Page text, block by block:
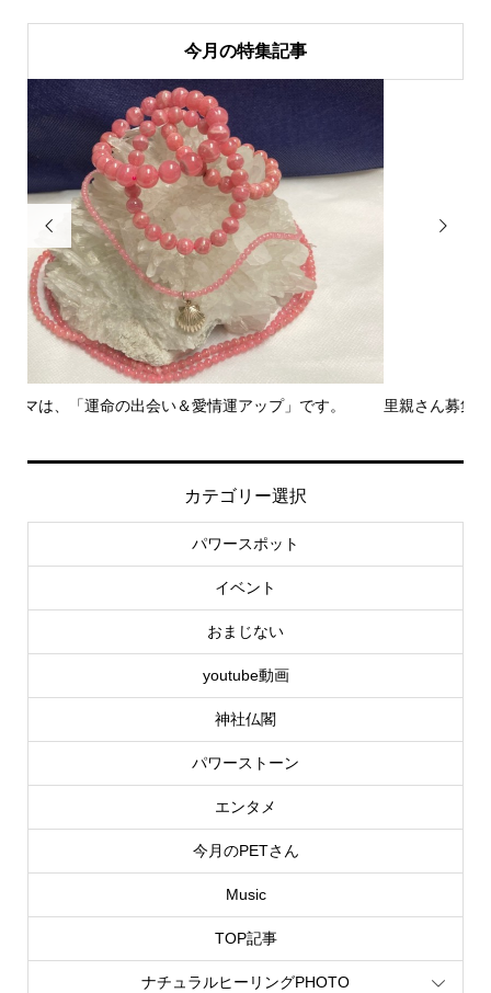
今月の特集記事

里親さん募集中！

カテゴリー選択
パワースポット
イベント
おまじない
youtube動画
神社仏閣
パワーストーン
エンタメ
今月のPETさん
Music
TOP記事
ナチュラルヒーリングPHOTO